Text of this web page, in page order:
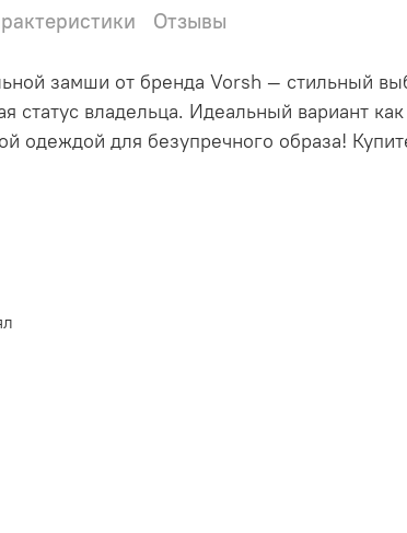
Отзывы
замши от бренда Vorsh — стильный
статус владельца. Идеальный вариант
одеждой для безупречного образа!